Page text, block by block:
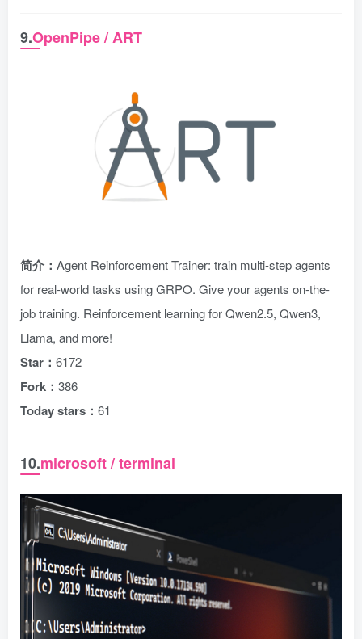
9.OpenPipe / ART
简介： Agent Reinforcement Trainer: train multi-step agents
for real-world tasks using GRPO. Give your agents on-the-
job training. Reinforcement learning for Qwen2.5, Qwen3,
Llama, and more!
Star： 6172
Fork： 386
Today stars： 61
10.microsoft / terminal